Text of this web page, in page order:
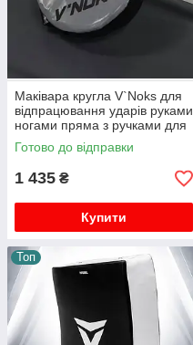
Маківара кругла V`Noks для
відпрацювання ударів руками
ногами пряма з ручками для
боксу кікбоксу мма та муай
тай
Готово до відправки
1 435 ₴
Купити
Топ